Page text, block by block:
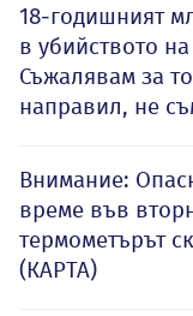
18-годишният
в убийството
Съжалявам за
направил, не
Внимание:
време във
термометърът
(КАРТА)